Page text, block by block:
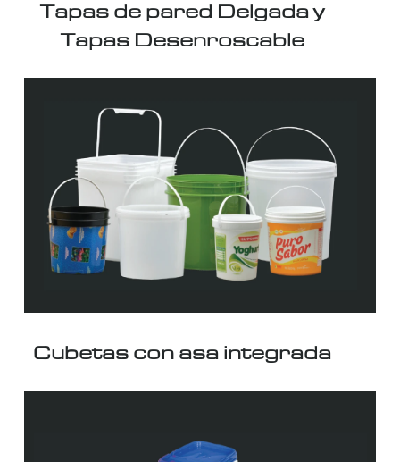
Tapas de pared Delgada y
Tapas Desenroscable
Cubetas con asa integrada